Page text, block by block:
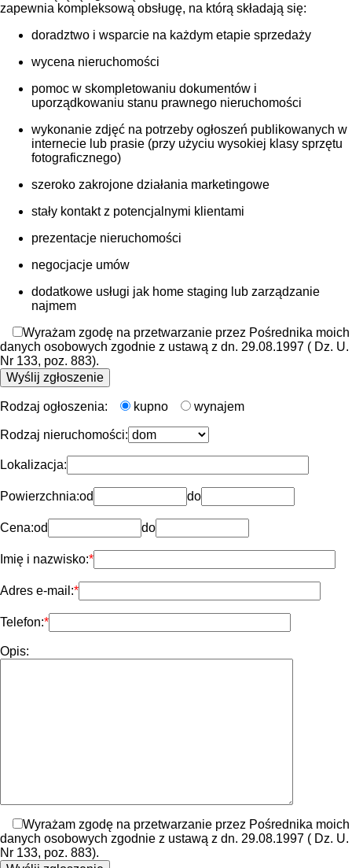
zapewnia kompleksową obsługę, na którą składają się:
doradztwo i wsparcie na każdym etapie sprzedaży
wycena nieruchomości
pomoc w skompletowaniu dokumentów i
uporządkowaniu stanu prawnego nieruchomości
wykonanie zdjęć na potrzeby ogłoszeń publikowanych w
internecie lub prasie (przy użyciu wysokiej klasy sprzętu
fotograficznego)
szeroko zakrojone działania marketingowe
stały kontakt z potencjalnymi klientami
prezentacje nieruchomości
negocjacje umów
dodatkowe usługi jak home staging lub zarządzanie
najmem
Wyrażam zgodę na przetwarzanie przez Pośrednika moich
danych osobowych zgodnie z ustawą z dn. 29.08.1997 ( Dz. U.
Nr 133, poz. 883).
Rodzaj ogłoszenia: kupno wynajem
Rodzaj nieruchomości:
Lokalizacja:
Powierzchnia:od do
Cena:od do
Imię i nazwisko:
Adres e-mail:
Telefon:
Opis:
Wyrażam zgodę na przetwarzanie przez Pośrednika moich
danych osobowych zgodnie z ustawą z dn. 29.08.1997 ( Dz. U.
Nr 133, poz. 883).